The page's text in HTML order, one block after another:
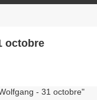
octobre